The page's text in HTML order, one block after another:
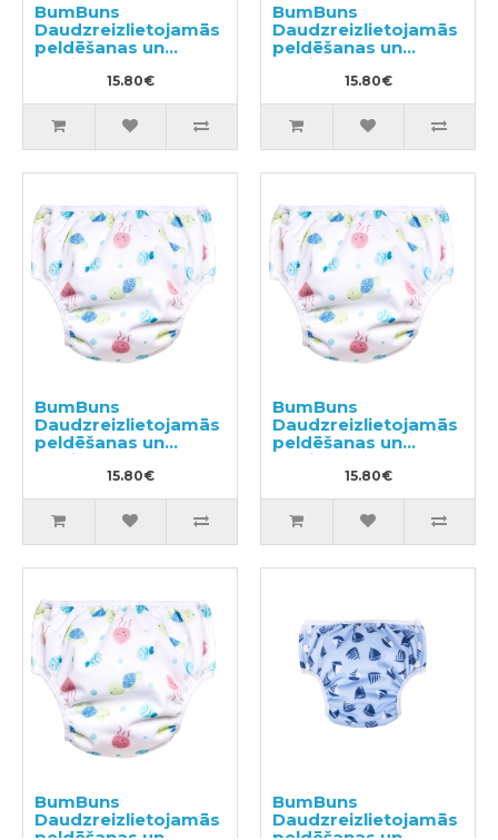
BumBuns
Daudzreizlietojamās
peldēšanas un
podiņmācību
autiņbiksīte M 11–15
kg
15.80€
BumBuns
Daudzreizlietojamās
peldēšanas un
podiņmācību
autiņbiksīte L 14–
20kg
15.80€
BumBuns
Daudzreizlietojamās
peldēšanas un
podiņmācību
autiņbiksīte S 8–11kg
15.80€
BumBuns
Daudzreizlietojamās
peldēšanas un
podiņmācību
autiņbiksīte M 11–15
kg
15.80€
BumBuns
Daudzreizlietojamās
BumBuns
Daudzreizlietojamās